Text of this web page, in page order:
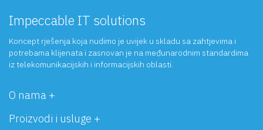
O nama +
Proizvodi i usluge +
Impeccable IT solutions
Koncept rješenja koja nudimo je uvijek u skladu sa zahtjevima i
potrebama klijenata i zasnovan je na međunarodnim standardima
iz telekomunikacijskih i informacijskih oblasti.